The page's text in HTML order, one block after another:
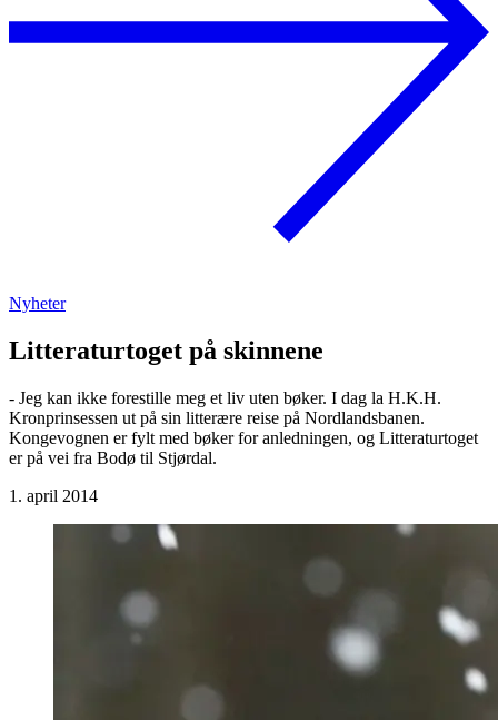
Nyheter
Litteraturtoget på skinnene
- Jeg kan ikke forestille meg et liv uten bøker. I dag la H.K.H.
Kronprinsessen ut på sin litterære reise på Nordlandsbanen.
Kongevognen er fylt med bøker for anledningen, og Litteraturtoget
er på vei fra Bodø til Stjørdal.
1. april 2014